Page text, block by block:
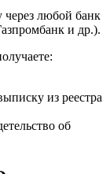
через любой банк
и др.).
из реестра
об